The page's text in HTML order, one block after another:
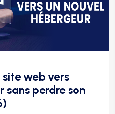
web vers
sans perdre son